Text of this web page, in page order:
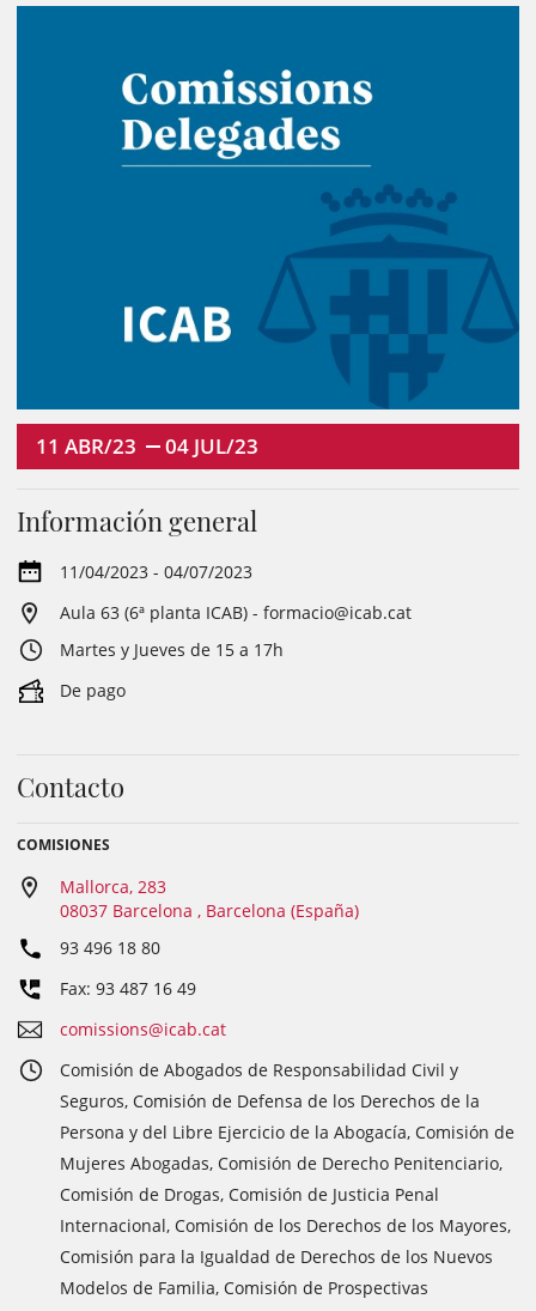
11 ABR/23 04 JUL/23
Información general
11/04/2023 - 04/07/2023
Aula 63 (6ª planta ICAB) - formacio@icab.cat
Martes y Jueves de 15 a 17h
De pago
Contacto
COMISIONES
Mallorca, 283
08037 Barcelona , Barcelona (España)
93 496 18 80
Fax: 93 487 16 49
comissions@icab.cat
Comisión de Abogados de Responsabilidad Civil y
Seguros, Comisión de Defensa de los Derechos de la
Persona y del Libre Ejercicio de la Abogacía, Comisión de
Mujeres Abogadas, Comisión de Derecho Penitenciario,
Comisión de Drogas, Comisión de Justicia Penal
Internacional, Comisión de los Derechos de los Mayores,
Comisión para la Igualdad de Derechos de los Nuevos
Modelos de Familia, Comisión de Prospectivas